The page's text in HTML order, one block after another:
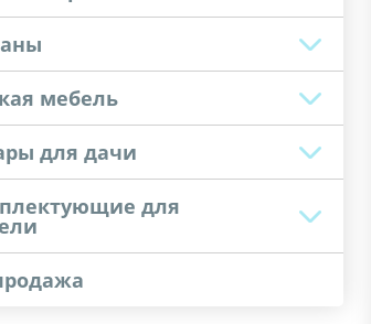
мебель
для дачи
для